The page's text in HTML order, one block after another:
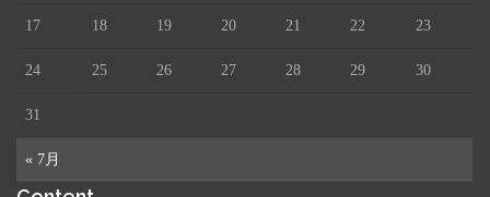
« 7月
17 18 19 20 21 22 23
24 25 26 27 28 29 30
31